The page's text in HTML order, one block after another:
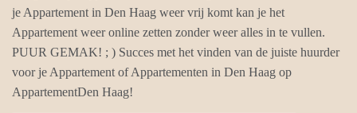
je Appartement in Den Haag weer vrij komt kan je het
Appartement weer online zetten zonder weer alles in te vullen.
PUUR GEMAK! ; ) Succes met het vinden van de juiste huurder
voor je Appartement of Appartementen in Den Haag op
AppartementDen Haag!